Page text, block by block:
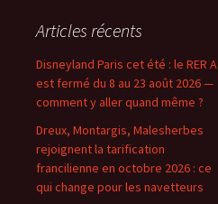
Articles récents
Disneyland Paris cet été : le RER A
est fermé du 8 au 23 août 2026 —
comment y aller quand même ?
Dreux, Montargis, Malesherbes
rejoignent la tarification
francilienne en octobre 2026 : ce
qui change pour les navetteurs